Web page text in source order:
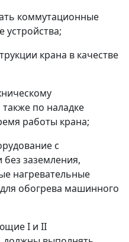
коммутационные
крана в качестве
по наладке
работы крана;
с
заземления,
нагревательные
обогрева машинного
I и II